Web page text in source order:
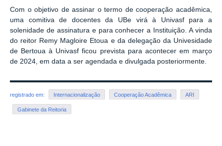
Com o objetivo de assinar o termo de cooperação acadêmica,
uma comitiva de docentes da UBe virá à Univasf para a
solenidade de assinatura e para conhecer a Instituição. A vinda
do reitor Remy Magloire Etoua e da delegação da Univesidade
de Bertoua à Univasf ficou prevista para acontecer em março
de 2024, em data a ser agendada e divulgada posteriormente.
registrado em: Internacionalização Cooperação Acadêmica ARI
Gabinete da Reitoria